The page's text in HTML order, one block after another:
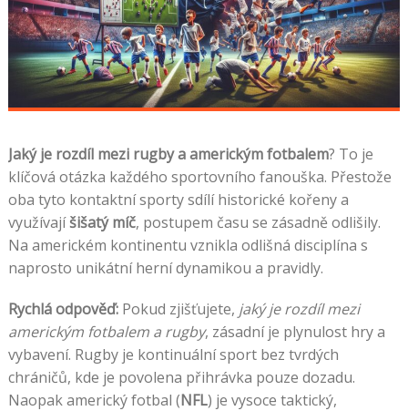
Jaký je rozdíl mezi rugby a americkým fotbalem? To je
klíčová otázka každého sportovního fanouška. Přestože
oba tyto kontaktní sporty sdílí historické kořeny a
využívajíšišatý míč, postupem času se zásadně odlišily.
Na americkém kontinentu vznikla odlišná disciplína s
naprosto unikátní herní dynamikou a pravidly.
Rychlá odpověď:Pokud zjišťujete, jaký je rozdíl mezi
americkým fotbalem a rugby, zásadní je plynulost hry a
vybavení. Rugby je kontinuální sport bez tvrdých
chráničů, kde je povolena přihrávka pouze dozadu.
Naopak americký fotbal (NFL) je vysoce taktický,